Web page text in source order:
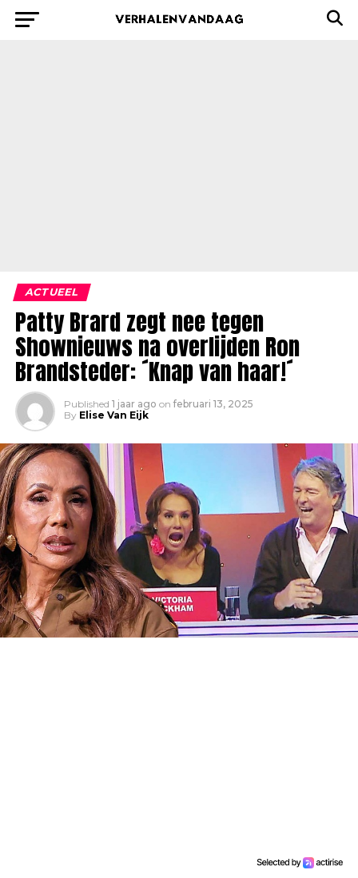
ACTUEEL
Patty Brard zegt nee tegen
Shownieuws na overlijden Ron
Brandsteder: ´Knap van haar!´
Published 1 jaar ago on februari 13, 2025
By Elise Van Eijk